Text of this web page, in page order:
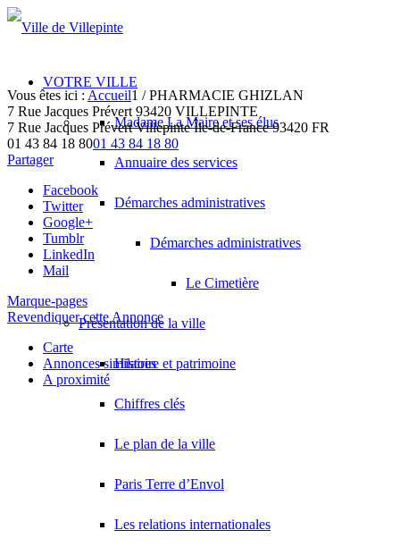
VOTRE VILLE
Madame La Maire et ses élus
Annuaire des services
Démarches administratives
Démarches administratives
Le Cimetière
Présentation de la ville
Histoire et patrimoine
Chiffres clés
Le plan de la ville
Paris Terre d’Envol
Les relations internationales
Vous êtes ici : Accueil1 / PHARMACIE GHIZLAN
7 Rue Jacques Prévert 93420 VILLEPINTE
7 Rue Jacques Prévert Villepinte Île-de-France 93420 FR
01 43 84 18 8001 43 84 18 80
Partager
Facebook
Twitter
Google+
Tumblr
LinkedIn
Mail
Marque-pages
Revendiquer cette Annonce
Carte
Annonces similaires
A proximité